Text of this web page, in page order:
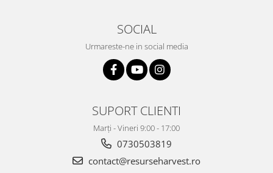
SOCIAL
Urmareste-ne in social media
SUPORT CLIENTI
Marți - Vineri 9:00 - 17:00
0730503819
contact@resurseharvest.ro